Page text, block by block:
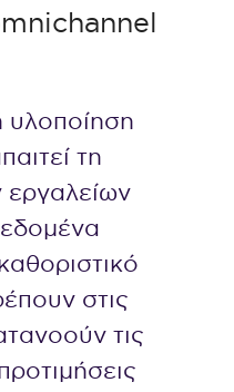
υλοποίηση
τη
στις
τις